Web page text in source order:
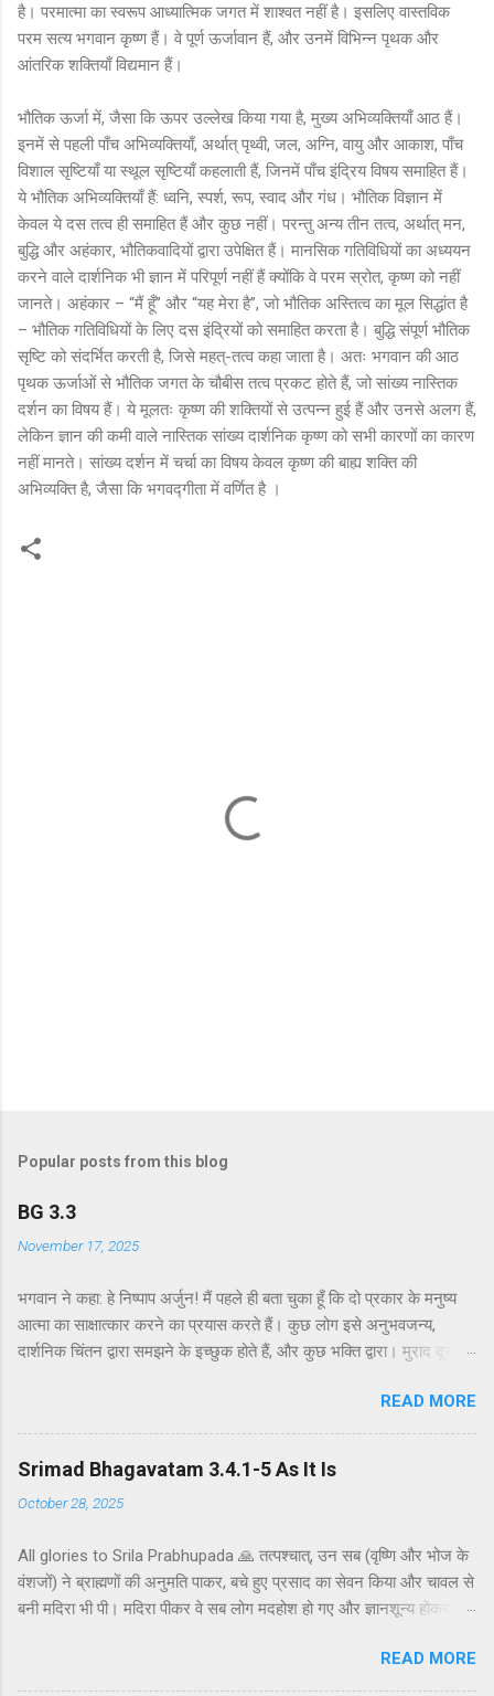
है। परमात्मा का स्वरूप आध्यात्मिक जगत में शाश्वत नहीं है। इसलिए वास्तविक
परम सत्य भगवान कृष्ण हैं। वे पूर्ण ऊर्जावान हैं, और उनमें विभिन्न पृथक और
आंतरिक शक्तियाँ विद्यमान हैं।
भौतिक ऊर्जा में, जैसा कि ऊपर उल्लेख किया गया है, मुख्य अभिव्यक्तियाँ आठ हैं।
इनमें से पहली पाँच अभिव्यक्तियाँ, अर्थात् पृथ्वी, जल, अग्नि, वायु और आकाश, पाँच
विशाल सृष्टियाँ या स्थूल सृष्टियाँ कहलाती हैं, जिनमें पाँच इंद्रिय विषय समाहित हैं।
ये भौतिक अभिव्यक्तियाँ हैं: ध्वनि, स्पर्श, रूप, स्वाद और गंध। भौतिक विज्ञान में
केवल ये दस तत्व ही समाहित हैं और कुछ नहीं। परन्तु अन्य तीन तत्व, अर्थात् मन,
बुद्धि और अहंकार, भौतिकवादियों द्वारा उपेक्षित हैं। मानसिक गतिविधियों का अध्ययन
करने वाले दार्शनिक भी ज्ञान में परिपूर्ण नहीं हैं क्योंकि वे परम स्रोत, कृष्ण को नहीं
जानते। अहंकार – “मैं हूँ” और “यह मेरा है”, जो भौतिक अस्तित्व का मूल सिद्धांत है
– भौतिक गतिविधियों के लिए दस इंद्रियों को समाहित करता है। बुद्धि संपूर्ण भौतिक
सृष्टि को संदर्भित करती है, जिसे महत्-तत्व कहा जाता है। अतः भगवान की आठ
पृथक ऊर्जाओं से भौतिक जगत के चौबीस तत्व प्रकट होते हैं, जो सांख्य नास्तिक
दर्शन का विषय हैं। ये मूलतः कृष्ण की शक्तियों से उत्पन्न हुई हैं और उनसे अलग हैं,
लेकिन ज्ञान की कमी वाले नास्तिक सांख्य दार्शनिक कृष्ण को सभी कारणों का कारण
नहीं मानते। सांख्य दर्शन में चर्चा का विषय केवल कृष्ण की बाह्य शक्ति की
अभिव्यक्ति है, जैसा कि भगवद्गीता में वर्णित है ।
Popular posts from this blog
BG 3.3
November 17, 2025
भगवान ने कहा: हे निष्पाप अर्जुन! मैं पहले ही बता चुका हूँ कि दो प्रकार के मनुष्य
आत्मा का साक्षात्कार करने का प्रयास करते हैं। कुछ लोग इसे अनुभवजन्य,
दार्शनिक चिंतन द्वारा समझने के इच्छुक होते हैं, और कुछ भक्ति द्वारा। मुराद दूसरे
कर्मयोग या बुद्धियोग। इस श्लोक में भगवान इसे और भी स्पष्ट रूप से समझाते हैं।
सांख्ययोग, अर्थात् आत्मा और पदार्थ की प्रकृति का विश्लेषणात्मक अध्ययन, उन
लोगों के लिए विषय है जो प्रयोगात्मक ज्ञान और दर्शन द्वारा अनुमान लगाने और
समझने के इच्छुक हैं। दूसरे वर्ग के लोग कृष्णभावनामृत में कर्म करते हैं, जैसा कि
दूसरे अध्याय के इकसठवें श्लोक में बताया गया है। भगवान ने उनतीसवें श्लोक में भी
कर्म के बंधनों से मुक्त हो सकता है; और इसके अतिरिक्त, इस प्रक्रिया में कोई दोष
नहीं है। इकसठवें श्लोक में यही सिद्धांत अधिक स्पष्ट रूप से समझाया गया है - कि
यह बुद्धि-योग पूर्णतः परब्रह्म (या अधिक विशिष्ट रूप से, कृष्ण पर) ...
READ MORE
Srimad Bhagavatam 3.4.1-5 As It Is
October 28, 2025
All glories to Srila Prabhupada 🙏 तत्पश्चात्, उन सब (वृष्णि और भोज के
वंशजों) ने ब्राह्मणों की अनुमति पाकर, बचे हुए प्रसाद का सेवन किया और चावल से
बनी मदिरा भी पी। मदिरा पीकर वे सब लोग मदहोश हो गए और ज्ञानशून्य होकर
वैष्णवों को भव्य भोजन कराया जाता है, तो यजमान अतिथि की अनुमति के बाद ही
बचे हुए भोजन को ग्रहण करता है। अतः वृष्णि और भोज के वंशजों ने ब्राह्मणों से
READ MORE